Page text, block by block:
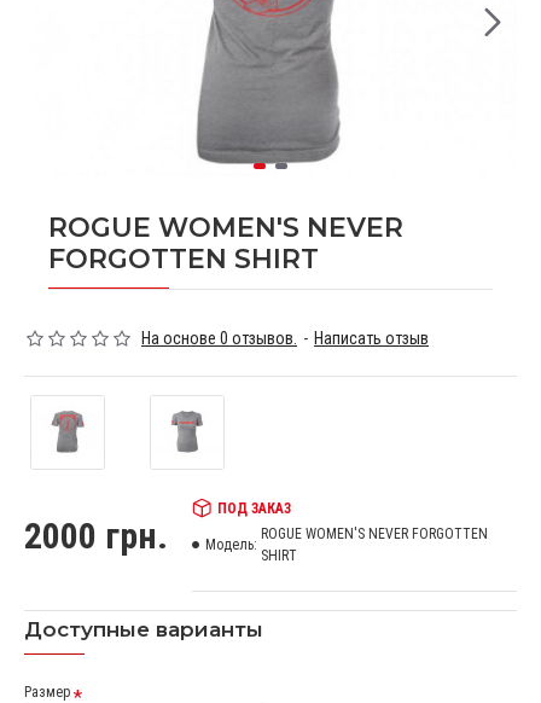
ROGUE WOMEN'S NEVER
FORGOTTEN SHIRT
На основе 0 отзывов. - Написать отзыв
2000 грн.
ПОД ЗАКАЗ
Модель:
ROGUE WOMEN'S NEVER FORGOTTEN
SHIRT
Доступные варианты
Размер